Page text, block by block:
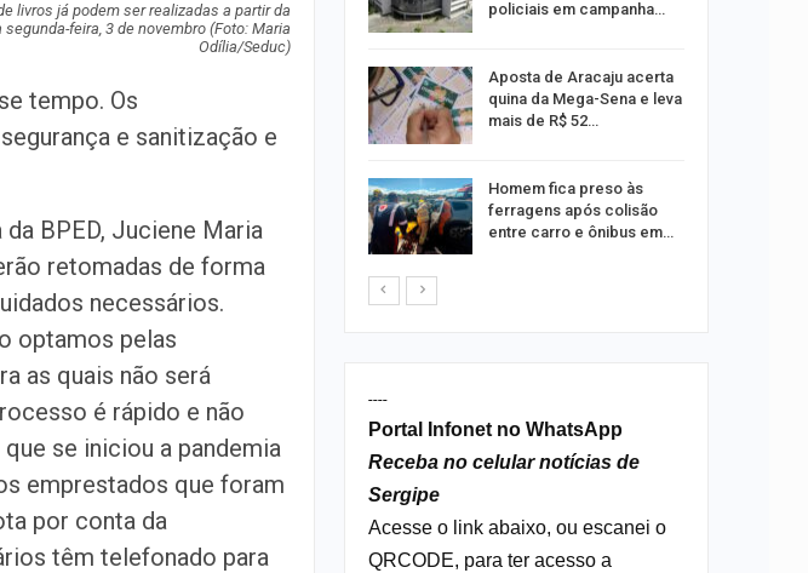
livros já podem ser realizadas a partir da
segunda-feira, 3 de novembro(Foto: Maria
Odília/Seduc)
tempo. Os
e sanitização e
BPED, Juciene Maria
retomadas de forma
necessários.
optamos pelas
as quais não será
é rápido e não
se iniciou a pandemia
emprestados que foram
por conta da
têm telefonado para
especial no Shopping
Prêmio
acontece nesta sexta em…
tráfico de drogas no Santa
Maria
policiais em campanha…
Aposta de Aracaju acerta
quina da Mega-Sena e leva
mais de R$ 52…
Homem fica preso às
ferragens após colisão
entre carro e ônibus em…
----
Portal Infonet no WhatsApp
Receba no celular notícias de
Sergipe
Acesse o link abaixo, ou escanei o
QRCODE, para ter acesso a